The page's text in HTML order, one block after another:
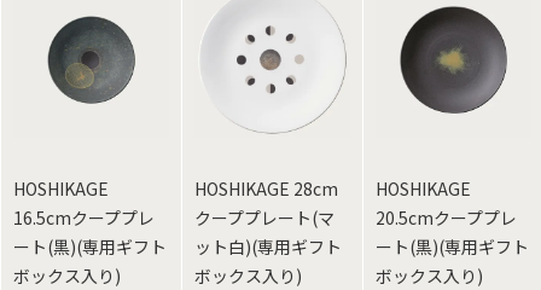
HOSHIKAGE
16.5cmクーププレ
ート(黒)(専用ギフト
ボックス入り)
HOSHIKAGE 28cm
クーププレート(マ
ット白)(専用ギフト
ボックス入り)
HOSHIKAGE
20.5cmクーププレ
ート(黒)(専用ギフト
ボックス入り)